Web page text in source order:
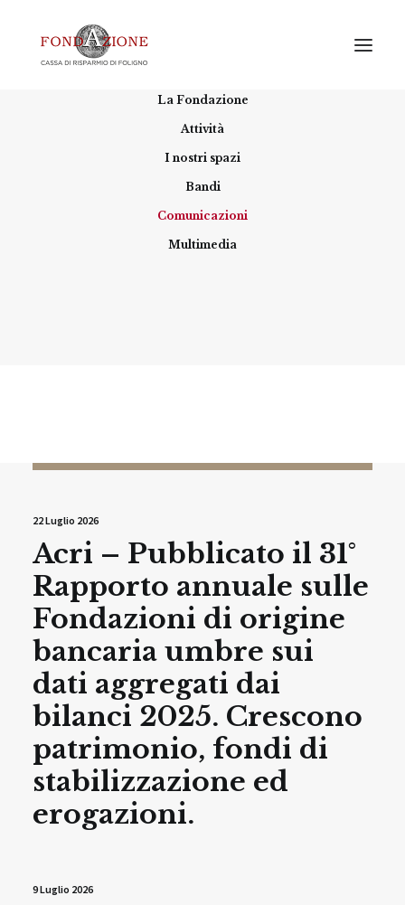
La Fondazione
Attività
I nostri spazi
Bandi
Comunicazioni
Multimedia
Comunicazioni
22 Luglio 2026
Acri – Pubblicato il 31°
Rapporto annuale sulle
Fondazioni di origine
bancaria umbre sui
dati aggregati dai
bilanci 2025. Crescono
patrimonio, fondi di
stabilizzazione ed
erogazioni.
9 Luglio 2026